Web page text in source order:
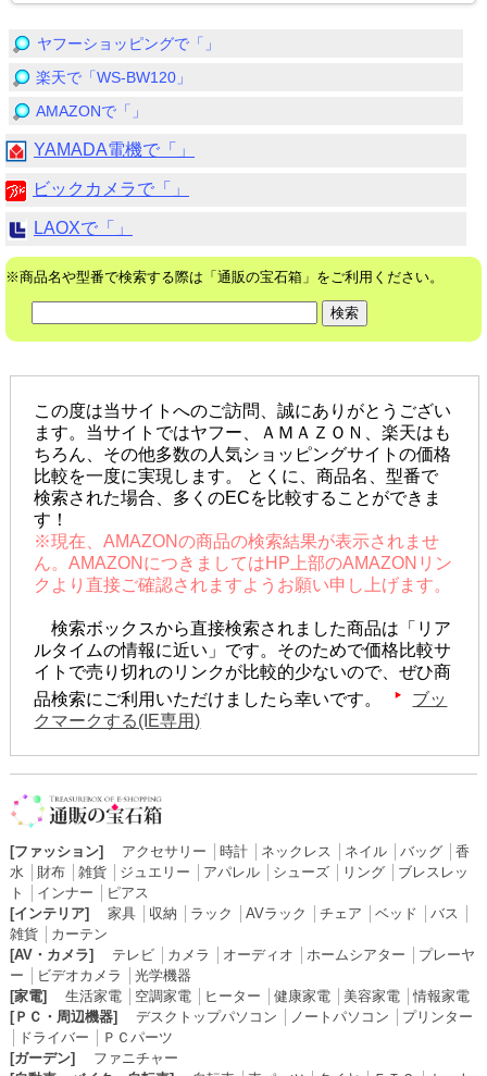
ヤフーショッピングで「」
楽天で「WS-BW120」
AMAZONで「」
YAMADA電機で「」
ビックカメラで「」
LAOXで「」
※商品名や型番で検索する際は「通販の宝石箱」をご利用ください。
この度は当サイトへのご訪問、誠にありがとうござい
ます。当サイトではヤフー、ＡＭＡＺＯＮ、楽天はも
ちろん、その他多数の人気ショッピングサイトの価格
比較を一度に実現します。 とくに、商品名、型番で
検索された場合、多くのECを比較することができま
す！
※現在、AMAZONの商品の検索結果が表示されませ
ん。AMAZONにつきましてはHP上部のAMAZONリン
クより直接ご確認されますようお願い申し上げます。
検索ボックスから直接検索されました商品は「リア
ルタイムの情報に近い」です。そのためで価格比較サ
イトで売り切れのリンクが比較的少ないので、ぜひ商
品検索にご利用いただけましたら幸いです。
ブッ
クマークする(IE専用)
[ファッション] アクセサリー 時計│ ネックレス ネイル│ バッグ│ 香
水
財布│ 雑貨│ ジュエリー アパレル│ シューズ│ リング│ ブレスレッ
ト
インナー
ピアス
[インテリア]
家具│ 収納 ラック AVラック チェア ベッド バス
雑貨│ カーテン
[AV・カメラ]
テレビ│ カメラ オーディオ ホームシアター
プレーヤ
ー
ビデオカメラ
光学機器
[家電]
生活家電│ 空調家電│ ヒーター 健康家電│ 美容家電│情報家電
[ＰＣ・周辺機器]
デスクトップパソコン ノートパソコン
プリンター
ドライバー
ＰＣパーツ
[ガーデン]
ファニチャー